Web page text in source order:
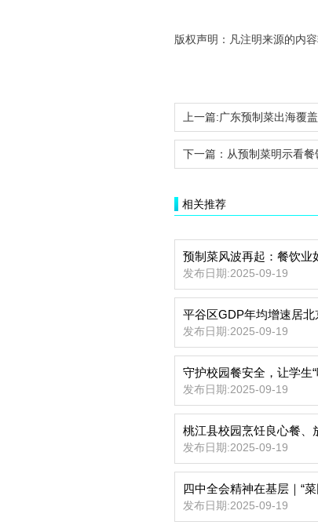
版权声明：凡注明来源的内
上一篇:广东预制菜出海覆
下一篇： 从预制菜明示看
相关推荐
预制菜风波再起：餐饮业
发布日期:2025-09-19
平谷区GDP年均增速居北
发布日期:2025-09-19
守护校园餐安全，让学生“
发布日期:2025-09-19
桃江县校园烹饪良心餐、
发布日期:2025-09-19
四中全会精神在基层｜“
发布日期:2025-09-19